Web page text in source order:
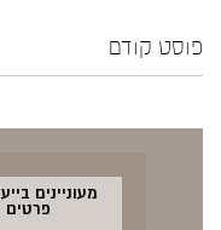
פוסט קודם
מעוניינים
פרטים